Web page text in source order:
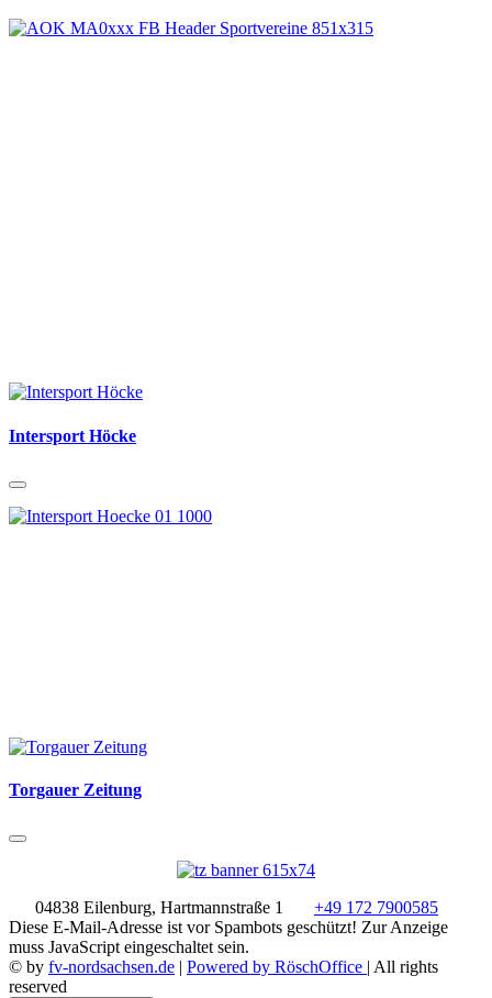
Intersport Höcke
Torgauer Zeitung
04838 Eilenburg, Hartmannstraße 1
+49 172 7900585
Diese E-Mail-Adresse ist vor Spambots geschützt! Zur Anzeige
muss JavaScript eingeschaltet sein.
© by fv-nordsachsen.de Powered by RöschOffice | All rights
reserved